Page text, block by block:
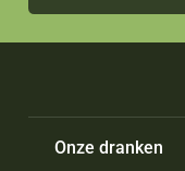
Onze dranken